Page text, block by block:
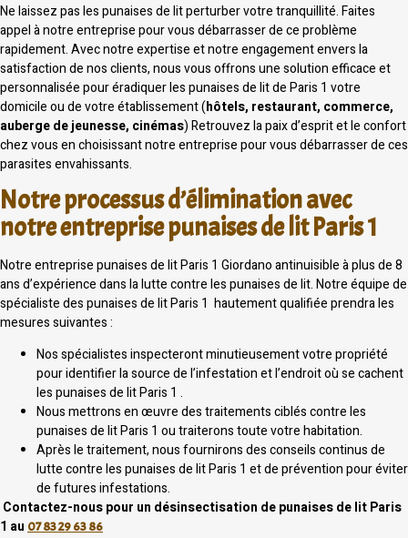
Ne laissez pas les punaises de lit perturber votre tranquillité. Faites
appel à notre entreprise pour vous débarrasser de ce problème
rapidement. Avec notre expertise et notre engagement envers la
satisfaction de nos clients, nous vous offrons une solution efficace et
personnalisée pour éradiquer les punaises de lit de Paris 1 votre
domicile ou de votre établissement (hôtels, restaurant, commerce,
auberge de jeunesse, cinémas) Retrouvez la paix d’esprit et le confort
chez vous en choisissant notre entreprise pour vous débarrasser de ces
parasites envahissants.
Notre processus d’élimination avec
notre entreprise punaises de lit Paris 1
Notre entreprise punaises de lit Paris 1 Giordano antinuisible à plus de 8
ans d’expérience dans la lutte contre les punaises de lit. Notre équipe de
spécialiste des punaises de lit Paris 1 hautement qualifiée prendra les
mesures suivantes :
Nos spécialistes inspecteront minutieusement votre propriété
pour identifier la source de l’infestation et l’endroit où se cachent
les punaises de lit Paris 1 .
Nous mettrons en œuvre des traitements ciblés contre les
punaises de lit Paris 1 ou traiterons toute votre habitation.
Après le traitement, nous fournirons des conseils continus de
lutte contre les punaises de lit Paris 1 et de prévention pour éviter
de futures infestations.
Contactez-nous pour un désinsectisation de punaises de lit Paris
1 au 07 83 29 63 86